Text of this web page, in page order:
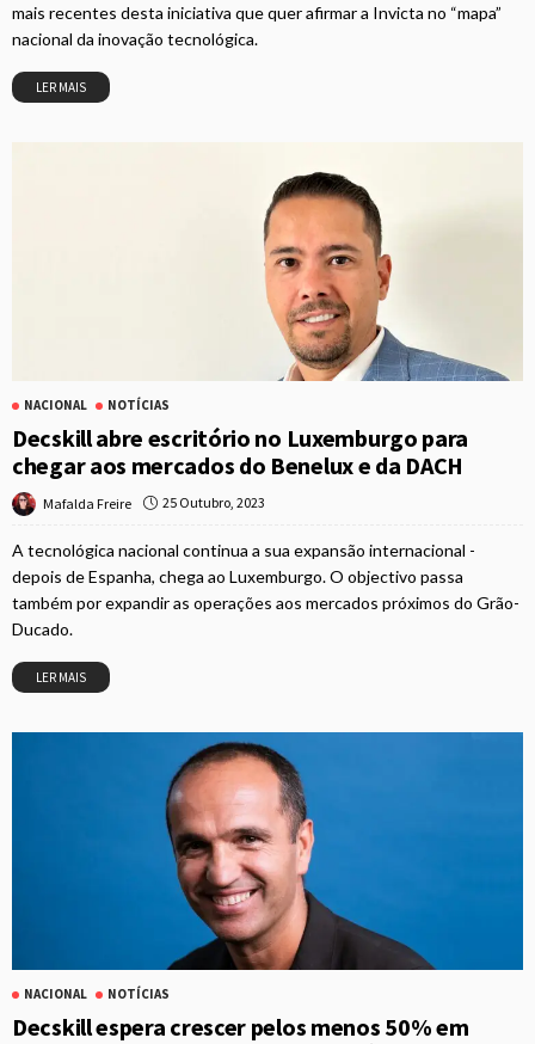
mais recentes desta iniciativa que quer afirmar a Invicta no “mapa”
nacional da inovação tecnológica.
LER MAIS
NACIONAL NOTÍCIAS
Decskill abre escritório no Luxemburgo para
chegar aos mercados do Benelux e da DACH
Mafalda Freire 25 Outubro, 2023
A tecnológica nacional continua a sua expansão internacional -
depois de Espanha, chega ao Luxemburgo. O objectivo passa
também por expandir as operações aos mercados próximos do Grão-
Ducado.
LER MAIS
NACIONAL NOTÍCIAS
Decskill espera crescer pelos menos 50% em